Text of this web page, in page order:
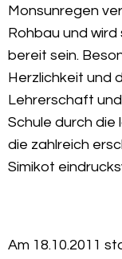
Monsunregen
Rohbau und
bereit sein.
Herzlichkeit und
Lehrerschaft
Schule durch die
die zahlreich
Simikot
Am 18.10.2011